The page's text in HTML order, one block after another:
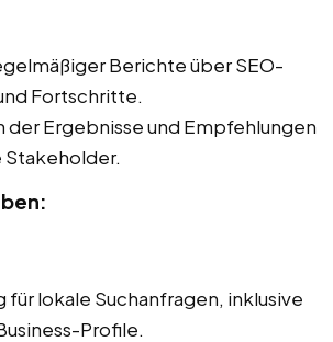
Berichte über SEO-
Fortschritte.
der Ergebnisse und Empfehlungen
Stakeholder.
lokale Suchanfragen, inklusive
Profile.